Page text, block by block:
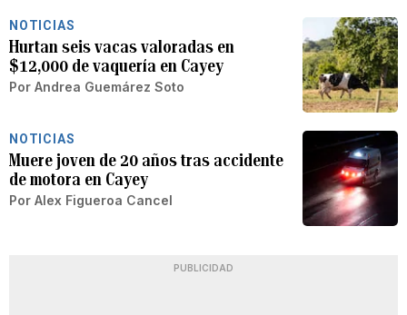
NOTICIAS
Hurtan seis vacas valoradas en
$12,000 de vaquería en Cayey
Por Andrea Guemárez Soto
NOTICIAS
Muere joven de 20 años tras accidente
de motora en Cayey
Por Alex Figueroa Cancel
PUBLICIDAD